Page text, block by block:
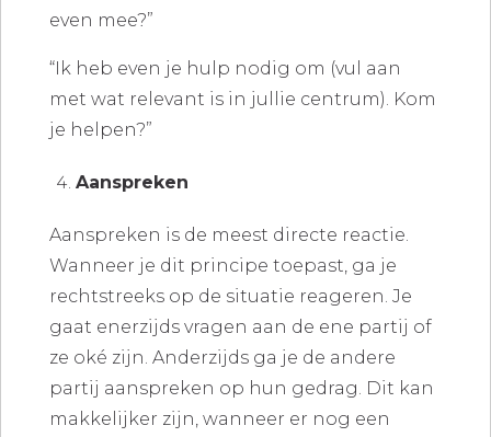
even mee?”
“Ik heb even je hulp nodig om (vul aan
met wat relevant is in jullie centrum). Kom
je helpen?”
Aanspreken
Aanspreken is de meest directe reactie.
Wanneer je dit principe toepast, ga je
rechtstreeks op de situatie reageren. Je
gaat enerzijds vragen aan de ene partij of
ze oké zijn. Anderzijds ga je de andere
partij aanspreken op hun gedrag. Dit kan
makkelijker zijn, wanneer er nog een